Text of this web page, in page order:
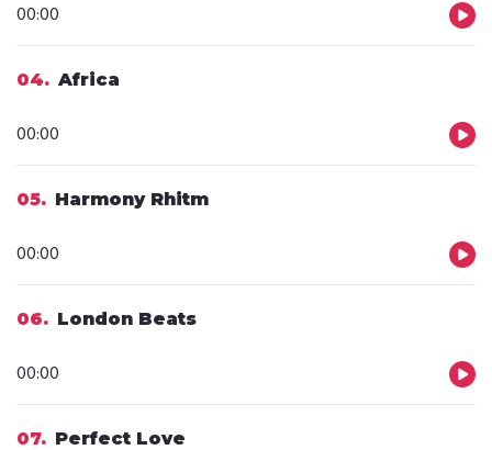
plików
dźwiękowych
00:00
04 Africa
plików
dźwiękowych
00:00
05 Harmony Rhitm
plików
dźwiękowych
00:00
06 London Beats
plików
dźwiękowych
00:00
07 Perfect Love